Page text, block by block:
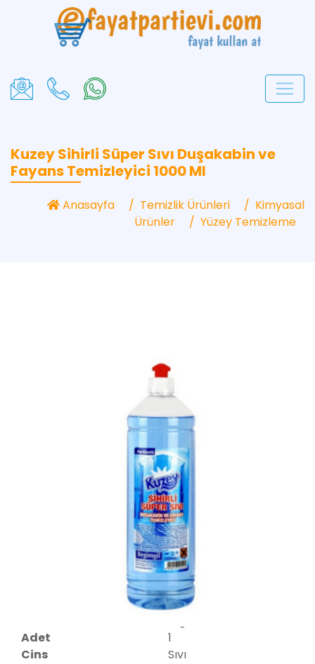
Kuzey Sihirli Süper Sıvı Duşakabin ve
Fayans Temizleyici 1000 Ml
Anasayfa Temizlik Ürünleri
Kimyasal
Ürünler
Yüzey Temizleme
FAY00416
8690553201225
ADET
Kuzey
Kokulu
Adet
1
Cins
Sıvı